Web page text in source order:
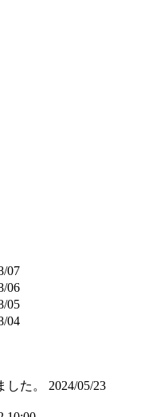
07
06
05
04
た。
2024/05/23